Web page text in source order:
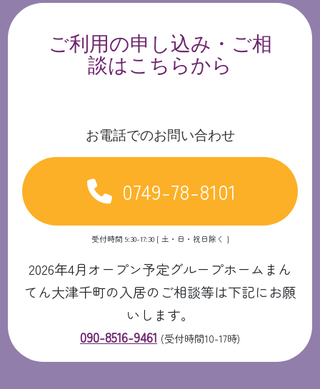
ご利用の申し込み・ご相
談はこちらから
お電話でのお問い合わせ
0749-78-8101
受付時間 9:30-17:30 [ 土・日・祝日除く ]
2026年4月オープン予定グループホームまん
てん大津千町の入居のご相談等は下記にお願
いします。
090-8516-9461 (受付時間10-17時)